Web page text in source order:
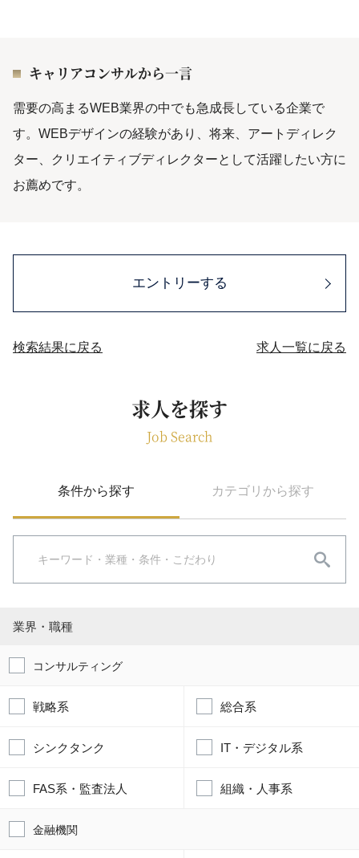
キャリアコンサルから一言
需要の高まるWEB業界の中でも急成長している企業で
す。WEBデザインの経験があり、将来、アートディレク
ター、クリエイティブディレクターとして活躍したい方に
お薦めです。
エントリーする
検索結果に戻る 求人一覧に戻る
求人を探す
Job Search
条件から探す カテゴリから探す
業界・職種
コンサルティング
戦略系 総合系
シンクタンク IT・デジタル系
FAS系・監査法人 組織・人事系
金融機関